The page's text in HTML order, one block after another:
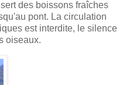
des boissons fraîches
pont. La circulation
est interdite, le silence
oiseaux.